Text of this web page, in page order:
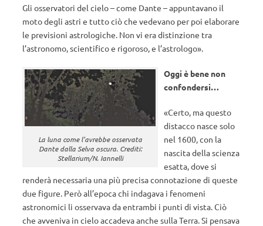
Gli osservatori del cielo – come Dante – appuntavano il
moto degli astri e tutto ciò che vedevano per poi elaborare
le previsioni astrologiche. Non vi era distinzione tra
l’astronomo, scientifico e rigoroso, e l’astrologo».
La luna come l’avrebbe osservata
Dante dalla Selva oscura. Crediti:
Stellarium/N. Iannelli
Oggi è bene non
confondersi…
«Certo, ma questo
distacco nasce solo
nel 1600, con la
nascita della scienza
esatta, dove si
renderà necessaria una più precisa connotazione di queste
due figure. Però all’epoca chi indagava i fenomeni
astronomici li osservava da entrambi i punti di vista. Ciò
che avveniva in cielo accadeva anche sulla Terra. Si pensava